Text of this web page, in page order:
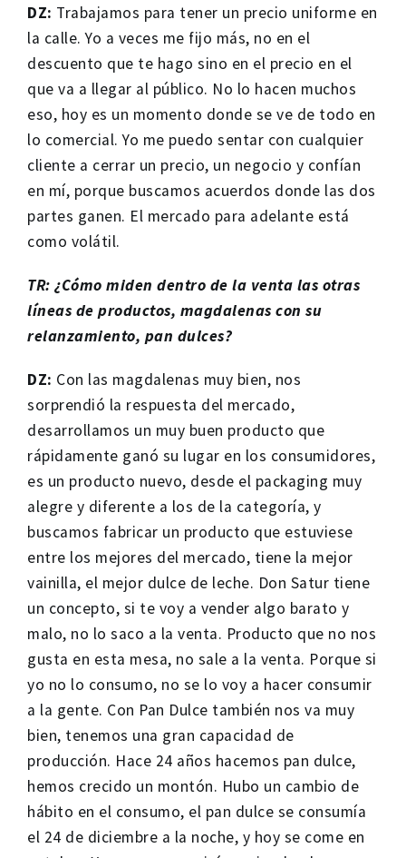
DZ: Trabajamos para tener un precio uniforme en
la calle. Yo a veces me fijo más, no en el
descuento que te hago sino en el precio en el
que va a llegar al público. No lo hacen muchos
eso, hoy es un momento donde se ve de todo en
lo comercial. Yo me puedo sentar con cualquier
cliente a cerrar un precio, un negocio y confían
en mí, porque buscamos acuerdos donde las dos
partes ganen. El mercado para adelante está
como volátil.
TR: ¿Cómo miden dentro de la venta las otras
líneas de productos, magdalenas con su
relanzamiento, pan dulces?
DZ: Con las magdalenas muy bien, nos
sorprendió la respuesta del mercado,
desarrollamos un muy buen producto que
rápidamente ganó su lugar en los consumidores,
es un producto nuevo, desde el packaging muy
alegre y diferente a los de la categoría, y
buscamos fabricar un producto que estuviese
entre los mejores del mercado, tiene la mejor
vainilla, el mejor dulce de leche. Don Satur tiene
un concepto, si te voy a vender algo barato y
malo, no lo saco a la venta. Producto que no nos
gusta en esta mesa, no sale a la venta. Porque si
yo no lo consumo, no se lo voy a hacer consumir
a la gente. Con Pan Dulce también nos va muy
bien, tenemos una gran capacidad de
producción. Hace 24 años hacemos pan dulce,
hemos crecido un montón. Hubo un cambio de
hábito en el consumo, el pan dulce se consumía
el 24 de diciembre a la noche, y hoy se come en